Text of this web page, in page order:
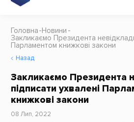
Головна Новини
Закликаємо Президента
Парламентом книжкові закони
Назад
Закликаємо Президента
підписати ухвалені
книжкові закони
08 Лип, 2022